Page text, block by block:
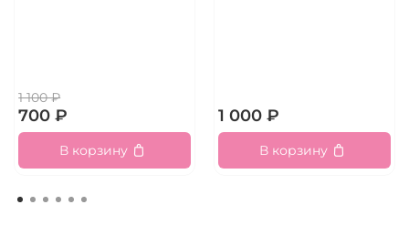
1 100 ₽
700 ₽
В корзину
1 000 ₽
В корзину